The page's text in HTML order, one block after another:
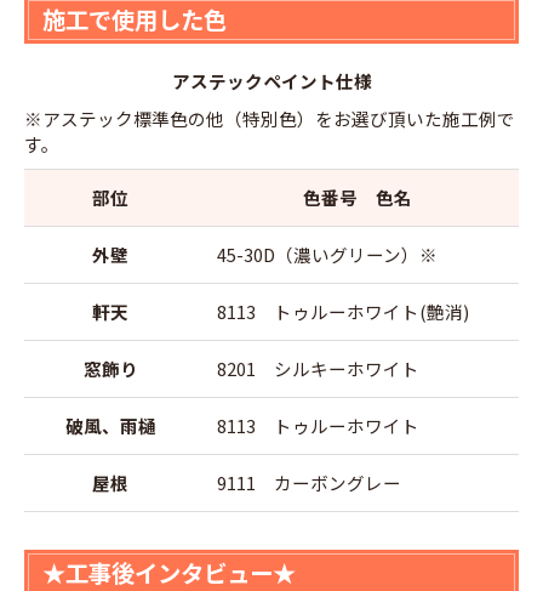
施工で使用した色
アステックペイント仕様
※アステック標準色の他（特別色）をお選び頂いた施工例で
す。
部位 色番号 色名
外壁 45-30D（濃いグリーン）※
軒天 8113 トゥルーホワイト(艶消)
窓飾り 8201 シルキーホワイト
破風、雨樋 8113 トゥルーホワイト
屋根 9111 カーボングレー
★工事後インタビュー★